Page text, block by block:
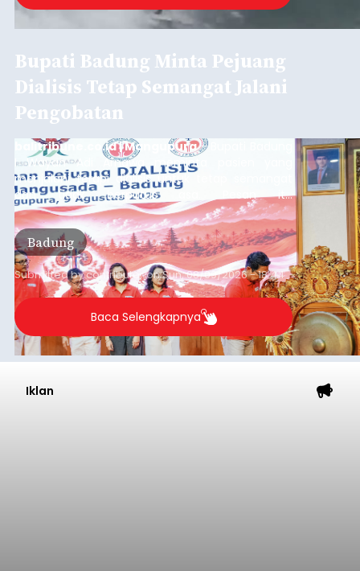
Bupati Badung Minta Pejuang
Dialisis Tetap Semangat Jalani
Pengobatan
balitribune.co.id | Mangupura- Bupati Badung
I Wayan Adi Arnawa meminta pasien yang
menjalani terapi dialisis untuk tetap semangat
dan tidak berputus asa. Pesan itu
disampaikannya saat menghadiri Sarasehan
Pejuang Dialisis yang digelar RSD Mangusada di
Ruang Kertha Gosana, Puspem Badung, Minggu
(9/8/2026).
Badung
Submitted bycontributoronSun, 08/09/2026 - 18:44
Baca Selengkapnya
Iklan